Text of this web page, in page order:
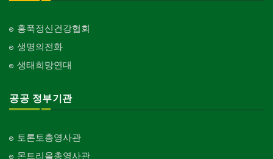
홍푹정신건강협회
생명의전화
생태희망연대
공공 정부기관
토론토총영사관
몬트리올총영사관